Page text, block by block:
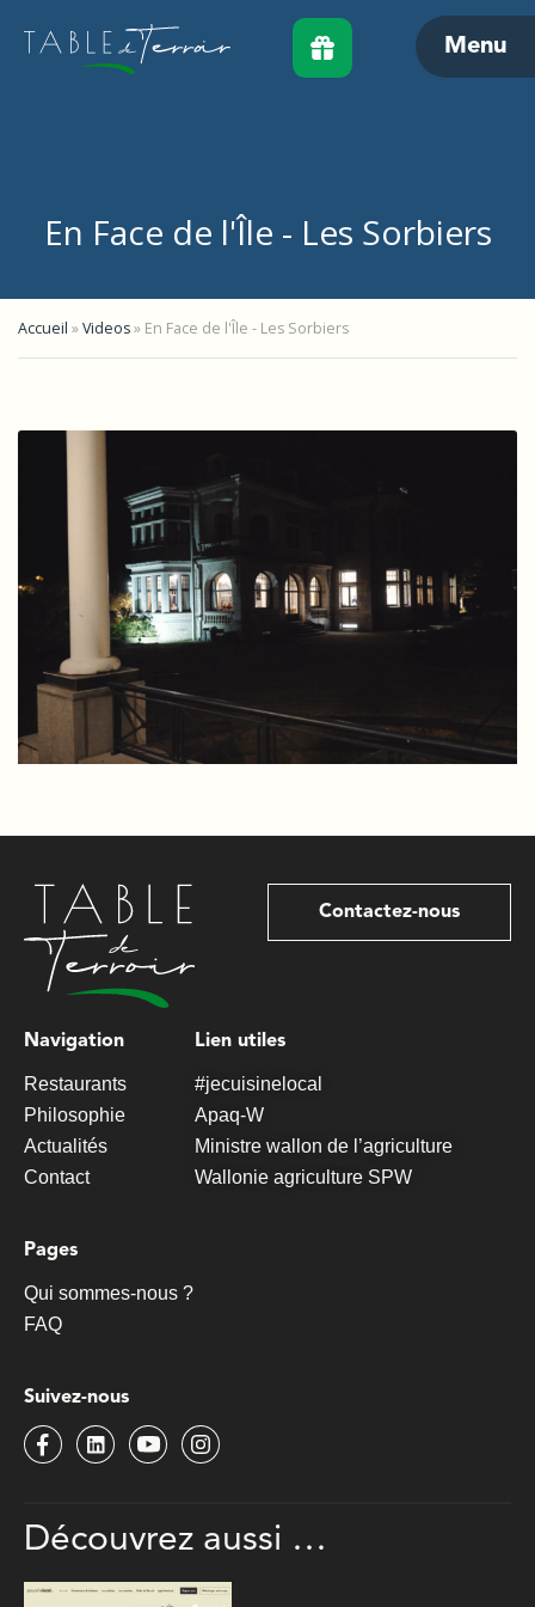
Menu
En Face de l'Île - Les Sorbiers
Accueil »Videos» En Face de l'Île - Les Sorbiers
Contactez-nous
Navigation
Restaurants
Philosophie
Actualités
Contact
Lien utiles
#jecuisinelocal
Apaq-W
Ministre wallon de l’agriculture
Wallonie agriculture SPW
Pages
Qui sommes-nous ?
FAQ
Suivez-nous
Découvrez aussi …